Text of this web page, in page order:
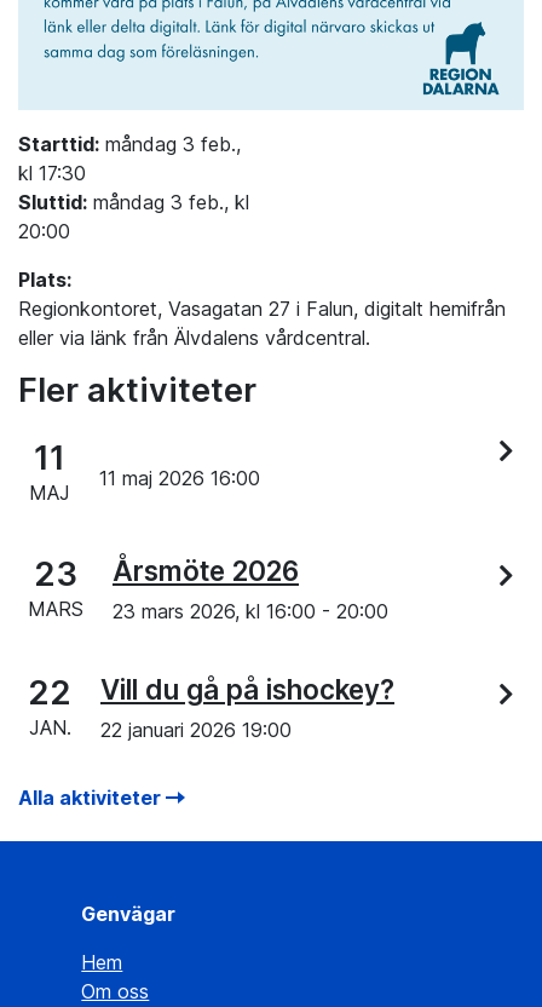
Starttid: måndag 3 feb.,
kl 17:30
Sluttid: måndag 3 feb., kl
20:00
Plats:
Regionkontoret, Vasagatan 27 i Falun, digitalt hemifrån
eller via länk från Älvdalens vårdcentral.
Fler aktiviteter
11
MAJ
11 maj 2026 16:00
23
MARS
Årsmöte 2026
23 mars 2026, kl 16:00 - 20:00
22
JAN.
Vill du gå på ishockey?
22 januari 2026 19:00
Alla aktiviteter
Genvägar
Hem
Om oss